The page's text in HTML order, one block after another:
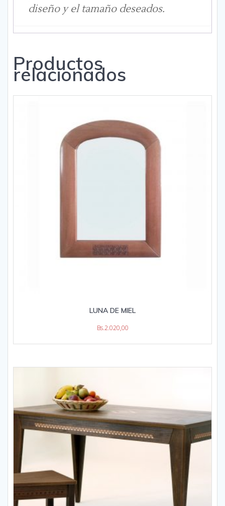
diseño y el tamaño deseados.
Productos
relacionados
LUNA DE MIEL
Bs.2.020,00